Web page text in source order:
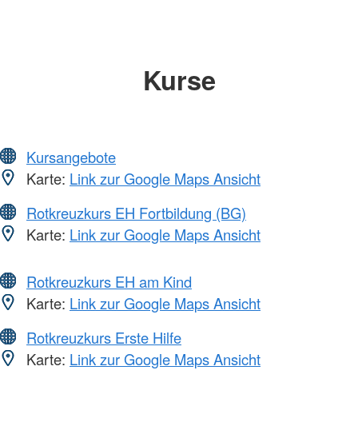
Kurse
Kursangebote
Karte: Link zur Google Maps Ansicht
Rotkreuzkurs EH Fortbildung (BG)
Karte: Link zur Google Maps Ansicht
Rotkreuzkurs EH am Kind
Karte: Link zur Google Maps Ansicht
Rotkreuzkurs Erste Hilfe
Karte: Link zur Google Maps Ansicht